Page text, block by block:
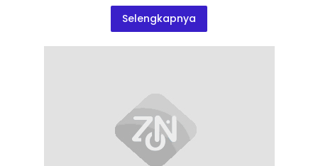
Selengkapnya